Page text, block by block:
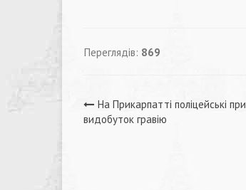
Переглядів: 869
Навігація
На Прикарпатті поліцейські
видобуток гравію